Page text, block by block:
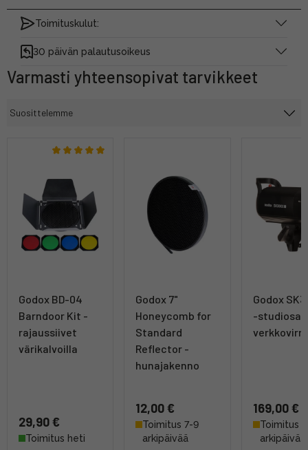
Toimituskulut:
30 päivän palautusoikeus
Varmasti yhteensopivat tarvikkeet
Godox BD-04
Barndoor Kit -
rajaussiivet
värikalvoilla
29,90 €
Toimitus heti
Godox 7"
Honeycomb for
Standard
Reflector -
hunajakenno
12,00 €
Toimitus 7-9
arkipäivää
Godox
-
169,00 €
Toimitus
arkipäivää